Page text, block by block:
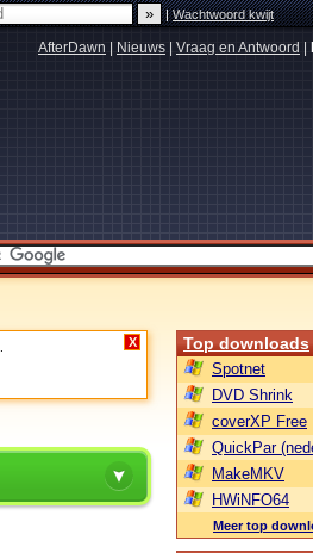
|Wachtwoord kwijt
AfterDawn Nieuws Vraag en Antwoord
X Top downloads
Spotnet
DVD Shrink
coverXP Free
QuickPar
MakeMKV
HWiNFO64
Meer top